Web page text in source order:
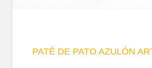
PATÉ DE PATO AZULÓN